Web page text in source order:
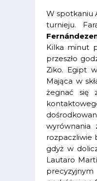
W spotkaniu
turnieju.
Kilka minut
przeszło
Ziko. Egipt
Mająca w
żegnać się
wyrównania
rozpaczliwie
gdyż w
Lautaro